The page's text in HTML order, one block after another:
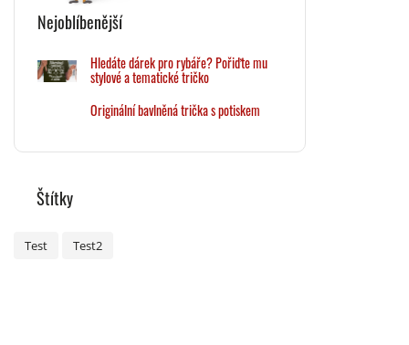
Nejoblíbenější
Hledáte dárek pro rybáře? Pořiďte mu
stylové a tematické tričko
Originální bavlněná trička s potiskem
Štítky
Test Test2